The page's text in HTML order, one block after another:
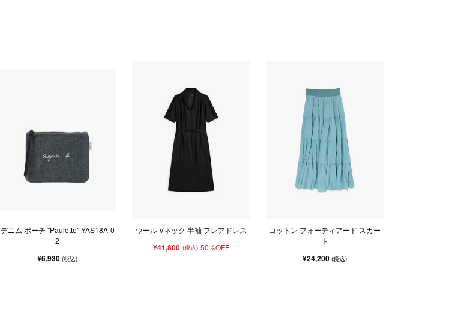
デニム ポーチ "Paulette" YAS18A-0
2
¥6,930(税込)
ウール Vネック 半袖 フレアドレス
¥41,800 (税込) 50%OFF
コットン フォーティアード スカー
ト
¥24,200 (税込)